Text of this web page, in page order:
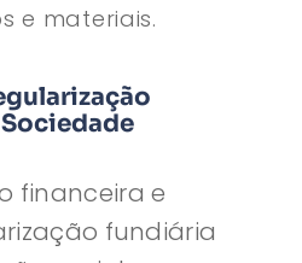
e materiais.
financeira e
fundiária